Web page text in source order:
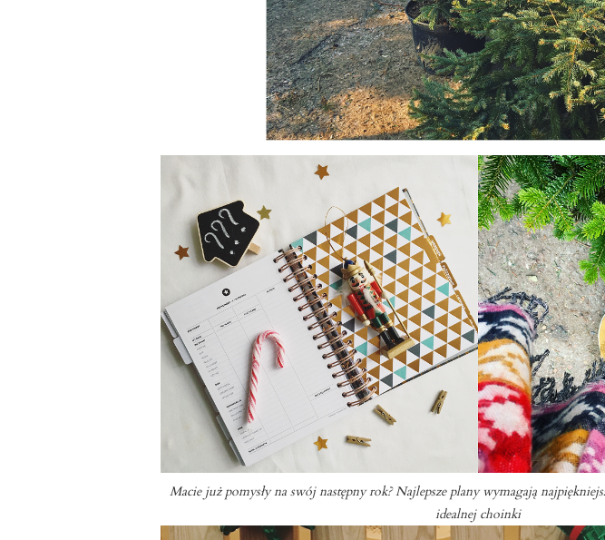
Macie już pomysły na swój następny rok? Najlepsze plany wymagają
idealnej choinki